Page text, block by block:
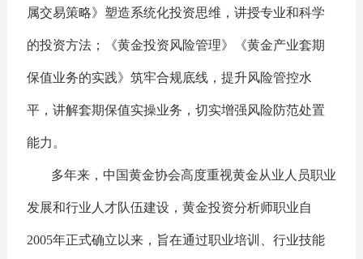
属交易策略》塑造系统化投资思维，讲授专业和科学
的投资方法；《黄金投资风险管理》《黄金产业套期
保值业务的实践》筑牢合规底线，提升风险管控水
平，讲解套期保值实操业务，切实增强风险防范处置
能力。
多年来，中国黄金协会高度重视黄金从业人员职业
发展和行业人才队伍建设，黄金投资分析师职业自
2005年正式确立以来，旨在通过职业培训、行业技能